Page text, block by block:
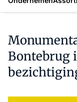
Bontebrug